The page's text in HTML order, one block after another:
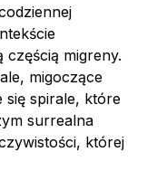
częścią migreny.
migoczące
się spirale, które
surrealna
której